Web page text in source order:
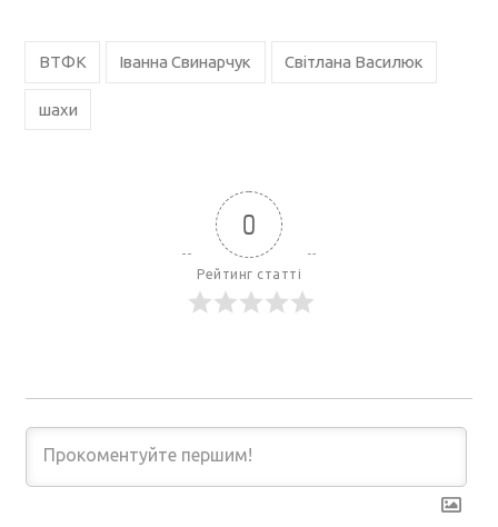
ВТФК Іванна Свинарчук Світлана Василюк
шахи
0
Рейтинг статті